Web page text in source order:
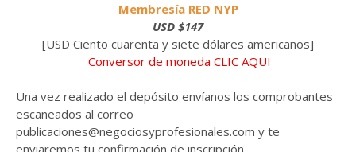
Membresía RED NYP
USD $147
[USD Ciento cuarenta y siete dólares americanos]
Conversor de moneda CLIC AQUI
Una vez realizado el depósito envíanos los comprobantes
escaneados al correo
publicaciones@negociosyprofesionales.com y te